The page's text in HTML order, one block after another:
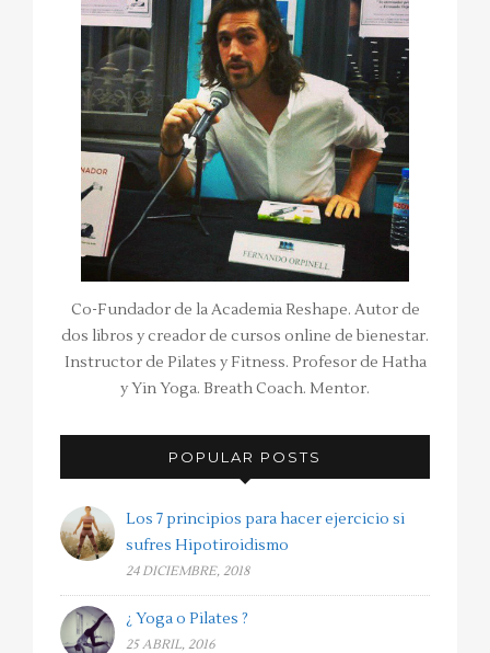
Co-Fundador de la Academia Reshape. Autor de
dos libros y creador de cursos online de bienestar.
Instructor de Pilates y Fitness. Profesor de Hatha
y Yin Yoga. Breath Coach. Mentor.
POPULAR POSTS
Los 7 principios para hacer ejercicio si
sufres Hipotiroidismo
24 DICIEMBRE, 2018
¿ Yoga o Pilates ?
25 ABRIL, 2016